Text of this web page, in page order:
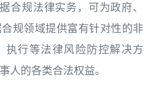
合规法律实务，可为政府、
规领域提供富有针对性的非
执行等法律风险防控解决方
人的各类合法权益。